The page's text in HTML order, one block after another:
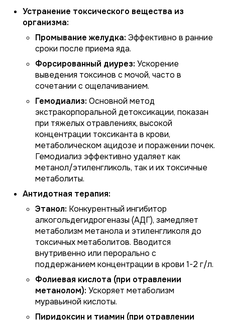
Устранение токсического вещества из
организма:
Промывание желудка: Эффективно в ранние
сроки после приема яда.
Форсированный диурез: Ускорение
выведения токсинов с мочой, часто в
сочетании с ощелачиванием.
Гемодиализ: Основной метод
экстракорпоральной детоксикации, показан
при тяжелых отравлениях, высокой
концентрации токсиканта в крови,
метаболическом ацидозе и поражении почек.
Гемодиализ эффективно удаляет как
метанол/этиленгликоль, так и их токсичные
метаболиты.
Антидотная терапия:
Этанол: Конкурентный ингибитор
алкогольдегидрогеназы (АДГ), замедляет
метаболизм метанола и этиленгликоля до
токсичных метаболитов. Вводится
внутривенно или перорально с
поддержанием концентрации в крови 1-2 г/л.
Фолиевая кислота (при отравлении
метанолом): Ускоряет метаболизм
муравьиной кислоты.
Пиридоксин и тиамин (при отравлении